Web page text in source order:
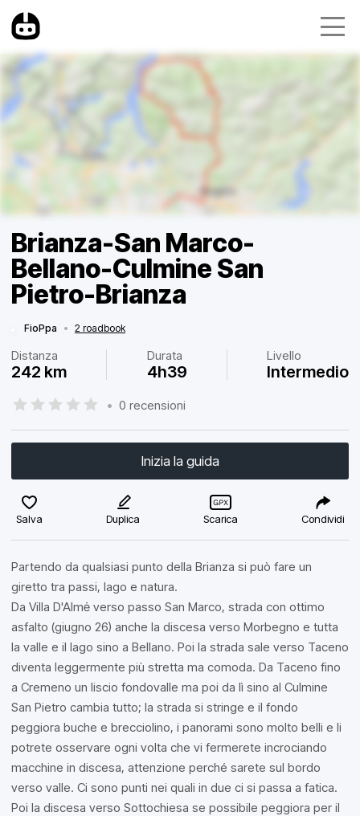
Brianza-San Marco-
Bellano-Culmine San
Pietro-Brianza
FioPpa • 2 roadbook
Distanza
242 km
Durata
4h39
Livello
Intermedio
• 0 recensioni
Inizia la guida
Salva Duplica Scarica Condividi
Partendo da qualsiasi punto della Brianza si può fare un
giretto tra passi, lago e natura.
Da Villa D'Almė verso passo San Marco, strada con ottimo
asfalto (giugno 26) anche la discesa verso Morbegno e tutta
la valle e il lago sino a Bellano. Poi la strada sale verso Taceno
diventa leggermente più stretta ma comoda. Da Taceno fino
a Cremeno un liscio fondovalle ma poi da lì sino al Culmine
San Pietro cambia tutto; la strada si stringe e il fondo
peggiora buche e brecciolino, i panorami sono molto belli e li
potrete osservare ogni volta che vi fermerete incrociando
macchine in discesa, attenzione perché sarete sul bordo
verso valle. Ci sono punti nei quali in due ci si passa a fatica.
Poi la discesa verso Sottochiesa se possibile peggiora per il